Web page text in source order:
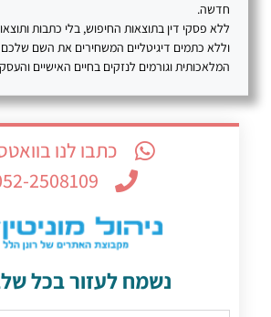
חדשה.
ללא פסקי דין בתוצאות החיפוש, בלי כתבות
וללא כתמים דיגיטליים המשחירים את השם שלכם
המלאכותית וגורמים לנזקים בחיים האישיים
כתבו לנו
2508109
נשמח לעזור בכל